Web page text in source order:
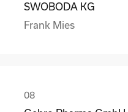
SWOBODA KG
Frank Mies